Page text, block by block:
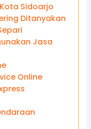
Sidoarjo
Ditanyakan
Jasa
Online